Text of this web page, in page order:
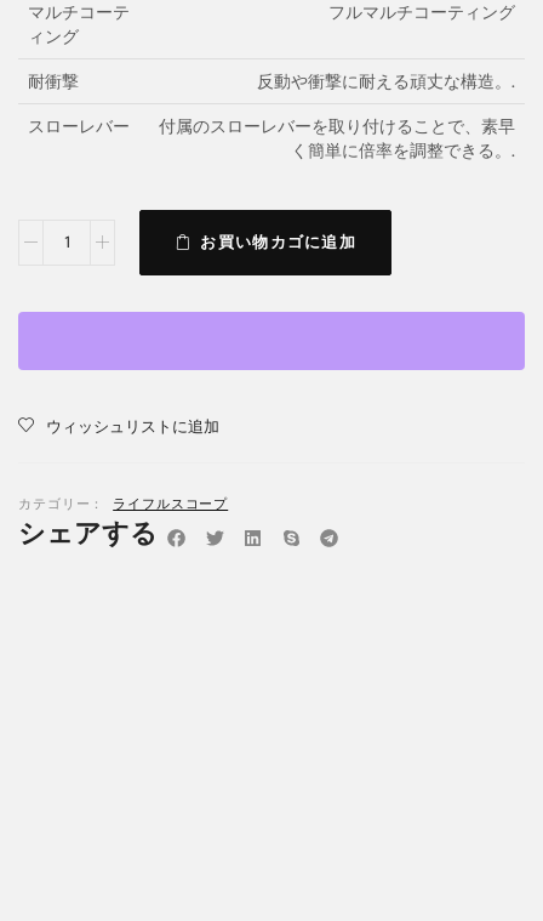
マルチコーテ
ィング
フルマルチコーティング
耐衝撃 反動や衝撃に耐える頑丈な構造。.
スローレバー
付属のスローレバーを取り付けることで、素早
く簡単に倍率を調整できる。.
お買い物カゴに追加
ウィッシュリストに追加
カテゴリー： ライフルスコープ
シェアする